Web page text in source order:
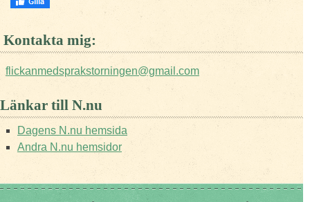
Kontakta mig:
flickanmedsprakstorningen@gmail.com
Länkar till N.nu
Dagens N.nu hemsida
Andra N.nu hemsidor